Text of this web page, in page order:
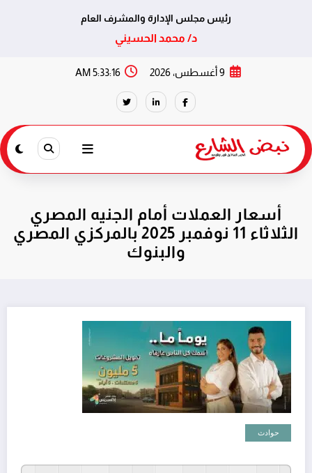
رئيس مجلس الإدارة والمشرف العام
د/ محمد الحسيني
9 أغسطس، 2026 5:33:17 AM
أسعار العملات أمام الجنيه المصري
الثلاثاء 11 نوفمبر 2025 بالمركزي المصري
والبنوك
حوادث